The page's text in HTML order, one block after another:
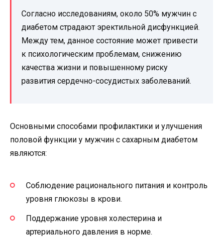
Согласно исследованиям, около 50% мужчин с
диабетом страдают эректильной дисфункцией.
Между тем, данное состояние может привести
к психологическим проблемам, снижению
качества жизни и повышенному риску
развития сердечно-сосудистых заболеваний.
Основными способами профилактики и улучшения
половой функции у мужчин с сахарным диабетом
являются:
Соблюдение рационального питания и контроль
уровня глюкозы в крови.
Поддержание уровня холестерина и
артериального давления в норме.